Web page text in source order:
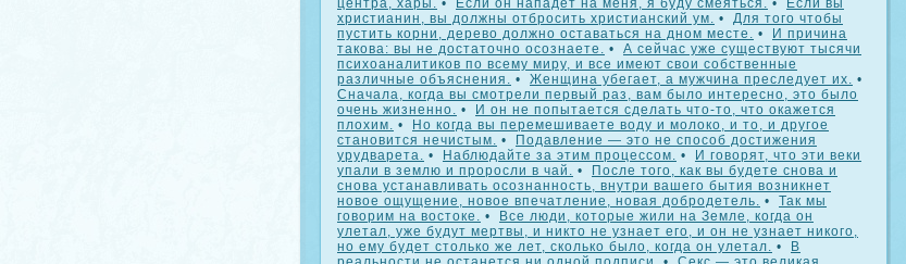
центра, хары. • Если он нападет на меня, я буду смеяться. •
Если вы
христианин, вы должны отбросить христианский ум. • Для того чтобы
пустить корни, дерево должно оставаться на дном месте. •
И причина
такова: вы не достаточно осознаете. • А сейчас уже существуют тысячи
психоаналитиков по всему миру, и все имеют свои собственные
различные объяснения. • Женщина убегает, а мужчина преследует их. •
Сначала, когда вы смотрели первый раз, вам было интересно, это было
очень жизненно. •
И он не попытается сделать что-то, что окажется
плохим. •
Но когда вы перемешиваете воду и молоко, и то, и другое
становится нечистым. •
Подавление — это не способ достижения
урудварета. • Наблюдайте за этим процессом. •
И говорят, что эти веки
упали в землю и проросли в чай. •
После того, как вы будете снова и
снова устанавливать осознанность, внутри вашего бытия возникнет
новое ощущение, новое впечатление, новая добродетель. • Так мы
говорим на востоке. •
Все люди, которые жили на Земле, когда он
улетал, уже будут мертвы, и никто не узнает его, и он не узнает никого,
но ему будет столько же лет, сколько было, когда он улетал. •
В